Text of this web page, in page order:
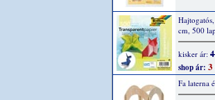
cm, 500
kisker ár:
shop ár: 3
Fa laterna